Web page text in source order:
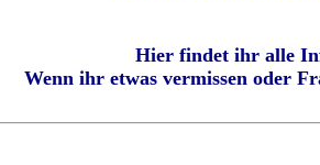
Hier findet ihr alle
Wenn ihr etwas vermissen oder